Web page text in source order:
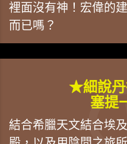
裡面沒有神！宏偉的
而已嗎？
★細說丹
塞提
結合希臘天文結合埃